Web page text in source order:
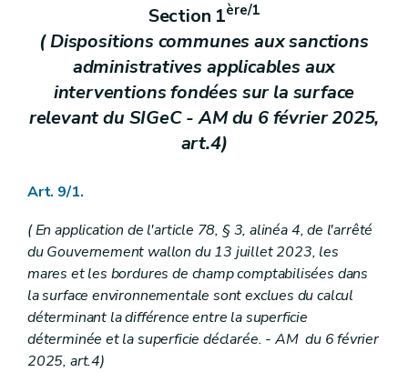
Section 1ère/1
( Dispositions communes aux sanctions
administratives applicables aux
interventions fondées sur la surface
relevant du SIGeC - AM du 6 février 2025,
art.4)
Art. 9/1.
( En application de l'article 78, § 3, alinéa 4, de l'arrêté
du Gouvernement wallon du 13 juillet 2023, les
mares et les bordures de champ comptabilisées dans
la surface environnementale sont exclues du calcul
déterminant la différence entre la superficie
déterminée et la superficie déclarée. - AM du 6 février
2025, art.4)